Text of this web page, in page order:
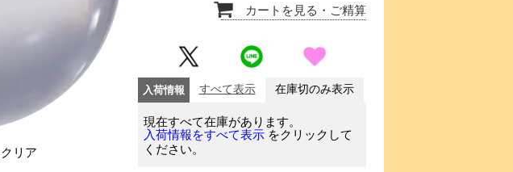
リア
カートを見る ・ご精算
入荷情報 すべて表示 在庫切のみ表示
現在すべて在庫があります。
入荷情報をすべて表示 をクリックして
ください。